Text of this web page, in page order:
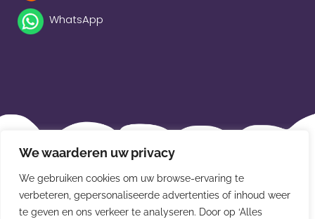
We waarderen uw privacy
We gebruiken cookies om uw browse-ervaring te
verbeteren, gepersonaliseerde advertenties of inhoud weer
te geven en ons verkeer te analyseren. Door op ‘Alles
WhatsApp
Beleidsverklaring
Privacybeleid
Disclaimer